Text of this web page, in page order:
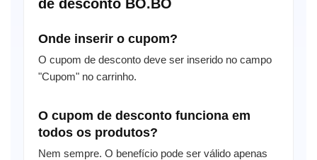
de desconto BO.BÔ
Onde inserir o cupom?
O cupom de desconto deve ser inserido no campo
"Cupom" no carrinho.
O cupom de desconto funciona em
todos os produtos?
Nem sempre. O benefício pode ser válido apenas